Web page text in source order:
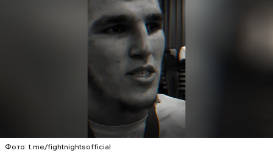
Фото: t.me/fightnightsofficial
Вечером 31 января Мутаев возвращался домой с
тренировки. Во дворе жилого дома на улице
Гапцахской в Махачкале на бойца напал
неизвестный. Он выскочил из подъезда, выстрелил